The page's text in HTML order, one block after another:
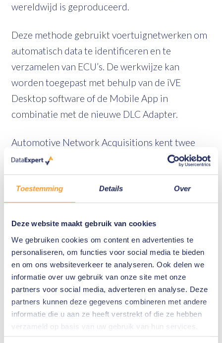
Toestemming Details Over
Deze website maakt gebruik van cookies
We gebruiken cookies om content en advertenties te
personaliseren, om functies voor social media te bieden
en om ons websiteverkeer te analyseren. Ook delen we
informatie over uw gebruik van onze site met onze
partners voor social media, adverteren en analyse. Deze
partners kunnen deze gegevens combineren met andere
informatie die u aan ze heeft verstrekt of die ze hebben
verzameld op basis van uw gebruik van hun services.
wereldwijd is geproduceerd.
Deze methode gebruikt voertuignetwerken om
automatisch data te identificeren en te
verzamelen van ECU’s. De werkwijze kan
worden toegepast met behulp van de iVE
Desktop software of de Mobile App in
combinatie met de nieuwe DLC Adapter.
Automotive Network Acquisitions kent twee
typen, basic en enhanced. Beide typen werken
volgens hetzelfde concept: Ze verzamelen data
door een ECU te bevragen naar de gegevens van
een specifieke opslag-ID (SID). Er is echter wel
één duidelijk verschil:
: hierbij wordt gebruik gemaakt van OBD II (On-
Board Diagnostic II) om informatie van een voertuig uit te
lezen. Omdat dit een generieke connector betreft en
niet eentje van de fabrikant, krijgen rechercheurs te
maken met meer protocollen waarbinnen ze hun
werkzaamheden moeten uitvoeren en gegevens kunnen
extraheren o.m. beschreven in de SAE J1979 en ISO
15031-5 standaarden.